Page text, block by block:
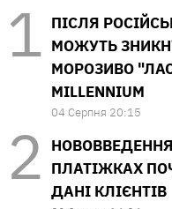
ПІСЛЯ
МОЖУТЬ
МОРОЗИВО
MILLENNIUM
04 Серпня 20:15
ПЛАТІЖКАХ
ДАНІ КЛІЄНТІВ